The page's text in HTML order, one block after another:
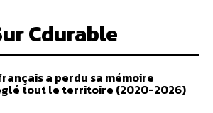
Cdurable
a perdu sa mémoire
tout le territoire (2020-2026)